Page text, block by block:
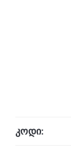
კოდი: